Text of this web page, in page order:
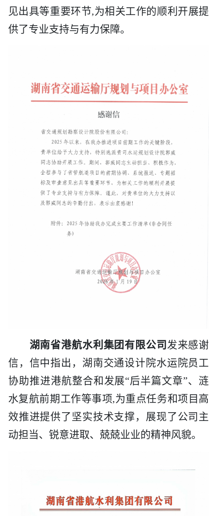
见出具等重要环节,为相关工作的顺利开展提
供了专业支持与有力保障。
湖南省港航水利集团有限公司 发来感谢
信，信中指出， 湖南交通设计院水运院员工
协助推进港航整合和发展“后半篇文章”、涟
水复航前期工作等事项,为重点任务和项目高
效推进提供了坚实技术支撑，展现了公司 主
动担当、锐意进取、兢兢业业的精神风貌。